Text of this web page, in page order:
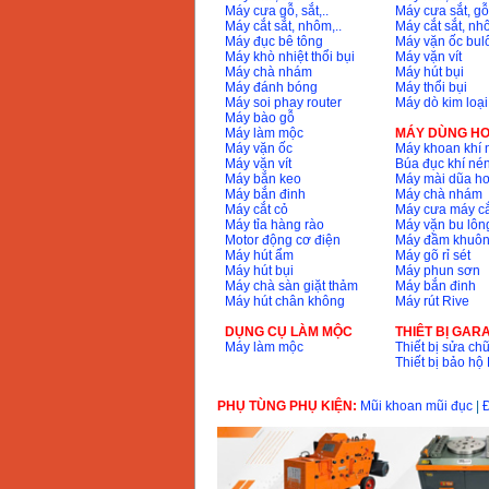
Bộ máy khoan 100
chi tiết Bosch GSB
13RE (650W)
Giá:2200000VND
Máy khoan Bosch
GSB 16RE (750W)
Giá
Động cơ xăng Honda
GX160 (5.5HP)
Giá :7200000
Makita 9553B (710W)
Giá:1296000VND
Máy cưa gỗ, sắt,..
Máy cắt sắt, nhôm,..
Máy đục bê tông
Máy khò nhiệt thổi bụi
Máy chà nhám
Máy đánh bóng
Máy soi phay router
Máy bào gỗ
Máy làm mộc
Máy vặn ốc
Máy vặn vít
Máy bắn keo
Máy bắn đinh
Máy cắt cỏ
Máy tỉa hàng rào
Motor động cơ điện
Máy hút ẩm
Máy hút bụi
Máy chà sàn giặt thảm
Máy hút chân không
DỤNG CỤ LÀM MỘC
Máy làm mộc
Máy cưa sắt,
Máy cắt sắt,
Máy vặn ốc
Máy vặn vít
Máy hút bụi
Máy thổi bụi
Máy dò kim loại
MÁY DÙNG
Máy khoan khí
Búa đục khí nén
Máy mài dũa
Máy chà nhám
Máy cưa máy
Máy vặn bu
Máy đầm
Máy gõ rỉ sét
Máy phun sơn
Máy bắn đinh
Máy rút Rive
THIÊT BỊ
Thiết bị sửa
Thiết bị bảo hộ
PHỤ TÙNG PHỤ KIỆN: Mũi khoan mũi đục|